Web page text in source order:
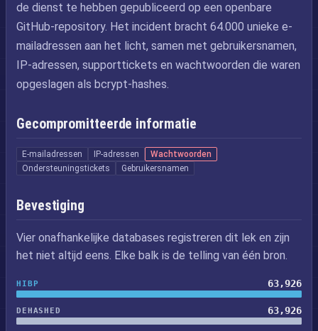
de dienst te hebben gepubliceerd op een openbare
GitHub-repository. Het incident bracht 64.000 unieke e-
mailadressen aan het licht, samen met gebruikersnamen,
IP-adressen, supporttickets en wachtwoorden die waren
opgeslagen als bcrypt-hashes.
Gecompromitteerde informatie
E-mailadressen IP-adressen
Wachtwoorden
Ondersteuningstickets
Gebruikersnamen
Bevestiging
Vier onafhankelijke databases registreren dit lek en zijn
het niet altijd eens. Elke balk is de telling van één bron.
HIBP 63,926
DEHASHED 63,926